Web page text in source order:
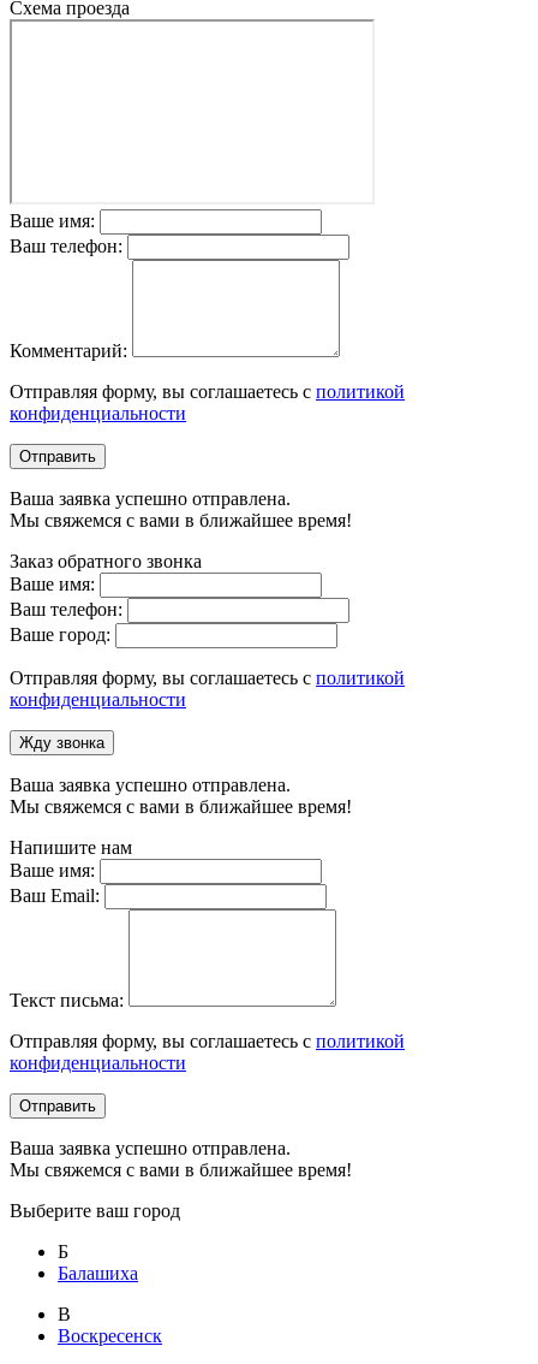
Схема проезда
Ваше имя:
Ваш телефон:
Комментарий:
Отправляя форму, вы соглашаетесь с политикой
конфиденциальности
Отправить
Ваша заявка успешно отправлена.
Мы свяжемся с вами в ближайшее время!
Заказ обратного звонка
Ваше имя:
Ваш телефон:
Ваше город:
Отправляя форму, вы соглашаетесь с политикой
конфиденциальности
Жду звонка
Ваша заявка успешно отправлена.
Мы свяжемся с вами в ближайшее время!
Напишите нам
Ваше имя:
Ваш Email:
Текст письма:
Отправляя форму, вы соглашаетесь с политикой
конфиденциальности
Отправить
Ваша заявка успешно отправлена.
Мы свяжемся с вами в ближайшее время!
Выберите ваш город
Б
Балашиха
В
Воскресенск